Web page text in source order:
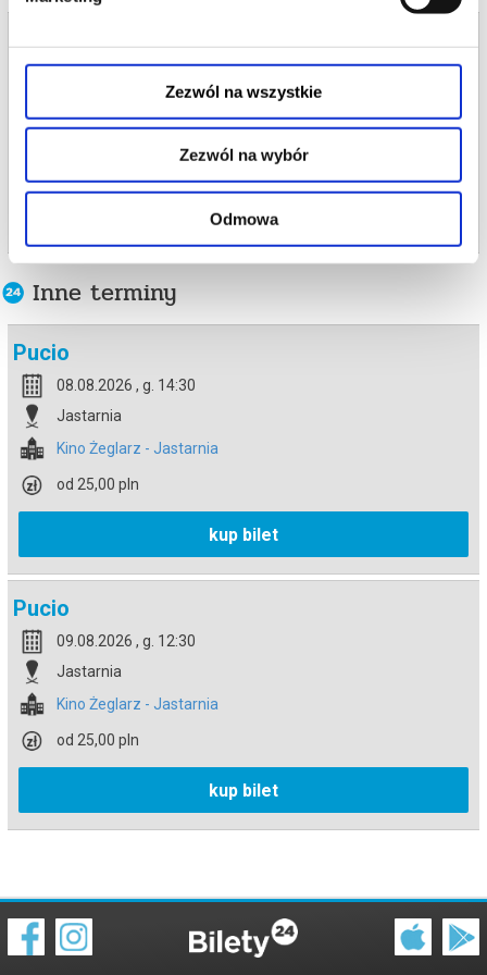
Zezwól na wszystkie
Zezwól na wybór
Odmowa
Bilety na termin:
15.06.2026 , g. 14:30 (poniedziałek)
15.06.2026 , g. 14:30
Jastarnia
Kino Żeglarz - Jastarnia
info
Inne terminy
Pucio
08.08.2026 , g. 14:30
Jastarnia
Kino Żeglarz - Jastarnia
od 25,00 pln
kup bilet
Pucio
09.08.2026 , g. 12:30
Jastarnia
Kino Żeglarz - Jastarnia
od 25,00 pln
kup bilet